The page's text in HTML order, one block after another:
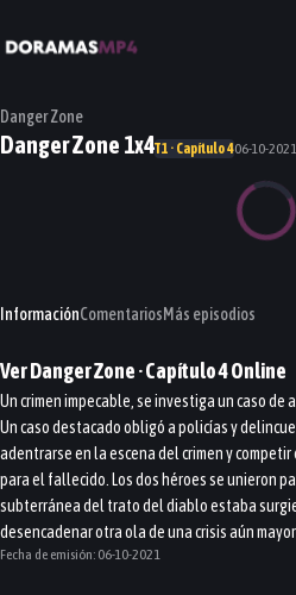
Danger Zone
Danger Zone 1x4T1 · Capítulo 406-10-2021
InformaciónComentariosMás episodios
VerDanger Zone· Capítulo4Online
Un crimen impecable, se investiga un caso de
Un caso destacado obligó a policías y
adentrarse en la escena del crimen y
para el fallecido. Los dos héroes se unieron
subterránea del trato del diablo estaba
desencadenar otra ola de una crisis aún
Fecha de emisión: 06-10-2021